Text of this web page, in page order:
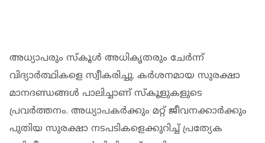
അധ്യാപരും സ്‌കൂള്‍ അധികൃതരും ചേര്‍ന്ന്
വിദ്യാര്‍ത്ഥികളെ സ്വീകരിച്ചു. കര്‍ശനമായ സുരക്ഷാ
മാനദണ്ഡങ്ങള്‍ പാലിച്ചാണ് സ്‌കൂളുകളുടെ
പ്രവര്‍ത്തനം. അധ്യാപകര്‍ക്കും മറ്റ് ജീവനക്കാര്‍ക്കും
പുതിയ സുരക്ഷാ നടപടികളെക്കുറിച്ച് പ്രത്യേക